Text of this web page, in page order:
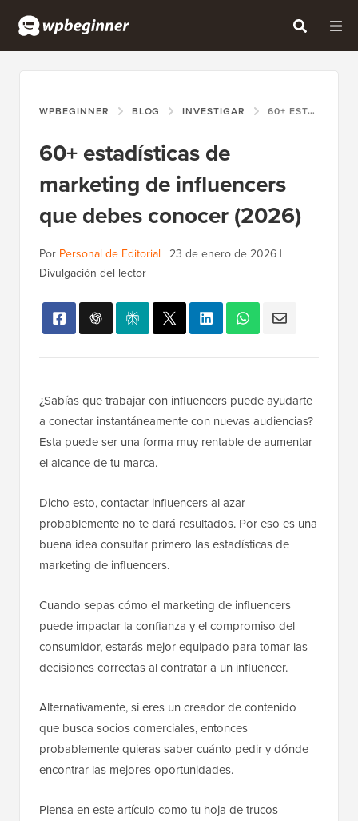
WPBEGINNER BLOG INVESTIGAR 60+ ESTADÍSTICAS DE MARKETING DE INFLUENCERS QUE DEBES CONOCER (2026)
60+ estadísticas de
marketing de influencers
que debes conocer (2026)
Por Personal de Editorial | 23 de enero de 2026 |
Divulgación del lector
¿Sabías que trabajar con influencers puede ayudarte
a conectar instantáneamente con nuevas audiencias?
Esta puede ser una forma muy rentable de aumentar
el alcance de tu marca.
Dicho esto, contactar influencers al azar
probablemente no te dará resultados. Por eso es una
buena idea consultar primero las estadísticas de
marketing de influencers.
Cuando sepas cómo el marketing de influencers
puede impactar la confianza y el compromiso del
consumidor, estarás mejor equipado para tomar las
decisiones correctas al contratar a un influencer.
Alternativamente, si eres un creador de contenido
que busca socios comerciales, entonces
probablemente quieras saber cuánto pedir y dónde
encontrar las mejores oportunidades.
Piensa en este artículo como tu hoja de trucos